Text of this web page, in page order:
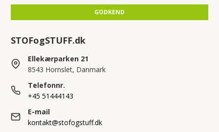
GODKEND
STOFogSTUFF.dk
Ellekærparken 21
8543 Hornslet, Danmark
Telefonnr.
+45 51444143
E-mail
kontakt@stofogstuff.dk